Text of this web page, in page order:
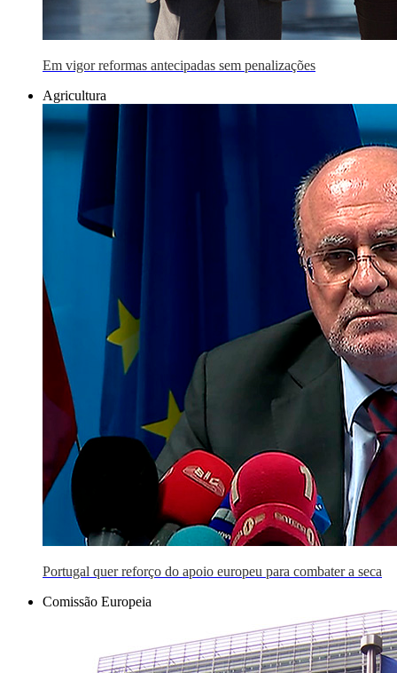
Em vigor reformas antecipadas sem penalizações
Agricultura
Portugal quer reforço do apoio europeu para combater a seca
Comissão Europeia